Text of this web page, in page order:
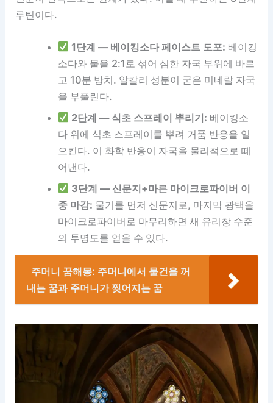
루틴이다.
1단계 — 베이킹소다 페이스트 도포: 베이킹
소다와 물을 2:1로 섞어 심한 자국 부위에 바르
고 10분 방치. 알칼리 성분이 굳은 미네랄 자국
을 부풀린다.
2단계 — 식초 스프레이 뿌리기: 베이킹소
다 위에 식초 스프레이를 뿌려 거품 반응을 일
으킨다. 이 화학 반응이 자국을 물리적으로 떼
어낸다.
3단계 — 신문지+마른 마이크로파이버 이
중 마감: 물기를 먼저 신문지로, 마지막 광택을
마이크로파이버로 마무리하면 새 유리창 수준
의 투명도를 얻을 수 있다.
주머니 꿈해몽: 주머니에서 물건을 꺼
내는 꿈과 주머니가 찢어지는 꿈